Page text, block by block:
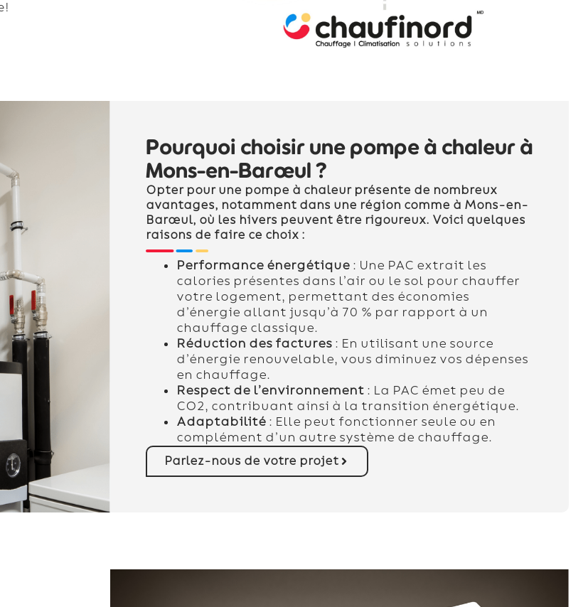
Pourquoi choisir une pompe à chaleur à
Mons-en-Barœul ?
Opter pour une pompe à chaleur présente de nombreux
avantages, notamment dans une région comme à Mons-en-
Barœul, où les hivers peuvent être rigoureux. Voici quelques
raisons de faire ce choix :
Performance énergétique: Une PAC extrait les
calories présentes dans l’air ou le sol pour chauffer
votre logement, permettant des économies
d’énergie allant jusqu’à 70 % par rapport à un
chauffage classique.
Réduction des factures: En utilisant une source
d’énergie renouvelable, vous diminuez vos dépenses
en chauffage.
Respect de l’environnement: La PAC émet peu de
CO2, contribuant ainsi à la transition énergétique.
Adaptabilité: Elle peut fonctionner seule ou en
complément d’un autre système de chauffage.
Parlez-nous de votre projet